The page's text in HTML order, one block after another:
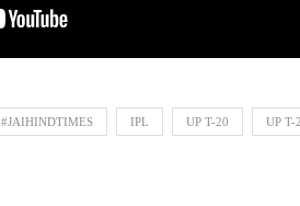
#JAIHINDTIMES IPL UP T-20 UP T-